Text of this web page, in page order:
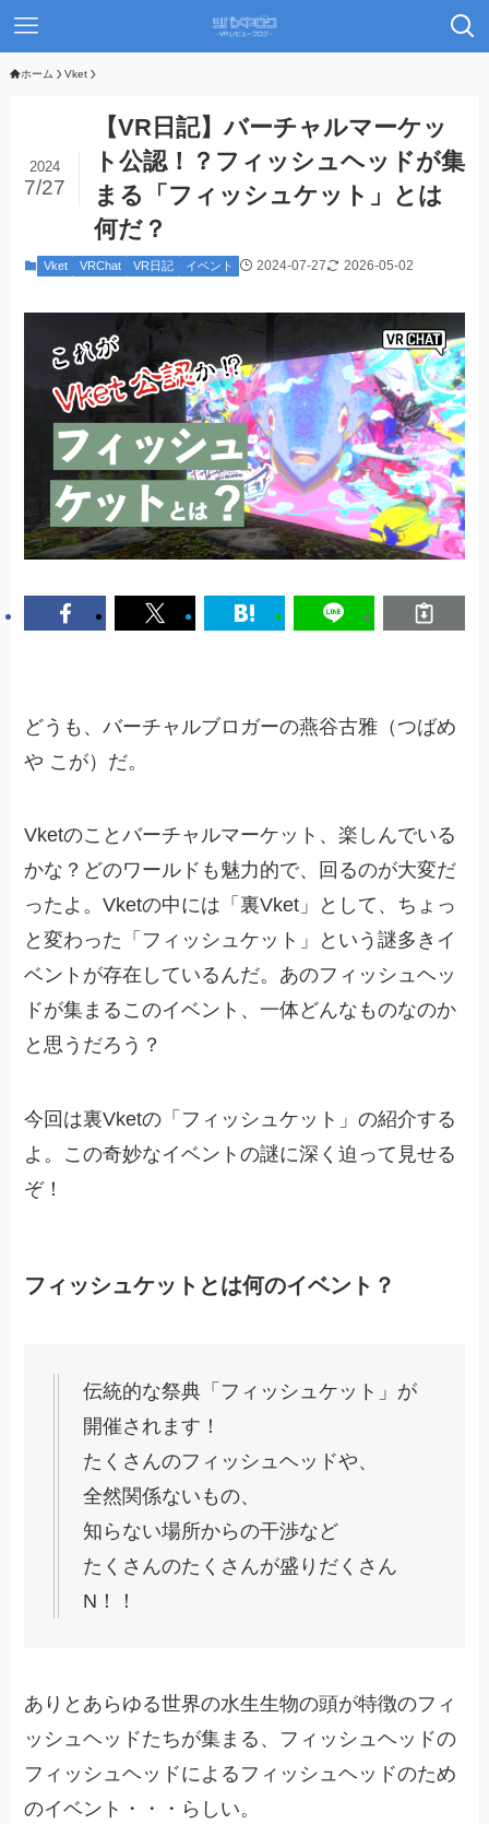
ホーム Vket
【VR日記】バーチャルマーケッ
ト公認！？フィッシュヘッドが集
まる「フィッシュケット」とは
何だ？
2024
7/27
Vket VRChat VR日記 イベント 2024-07-27 2026-05-02
どうも、バーチャルブロガーの燕谷古雅（つばめ
や こが）だ。
Vketのことバーチャルマーケット、楽しんでいる
かな？どのワールドも魅力的で、回るのが大変だ
ったよ。Vketの中には「裏Vket」として、ちょっ
と変わった「フィッシュケット」という謎多きイ
ベントが存在しているんだ。あのフィッシュヘッ
ドが集まるこのイベント、一体どんなものなのか
と思うだろう？
今回は裏Vketの「フィッシュケット」の紹介する
よ。この奇妙なイベントの謎に深く迫って見せる
ぞ！
フィッシュケットとは何のイベント？
伝統的な祭典「フィッシュケット」が
開催されます！
たくさんのフィッシュヘッドや、
全然関係ないもの、
知らない場所からの干渉など
たくさんのたくさんが盛りだくさん
N！！
ありとあらゆる世界の水生生物の頭が特徴のフィ
ッシュヘッドたちが集まる、フィッシュヘッドの
フィッシュヘッドによるフィッシュヘッドのため
のイベント・・・らしい。